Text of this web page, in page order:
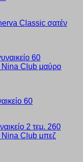
Classic σατέν
60